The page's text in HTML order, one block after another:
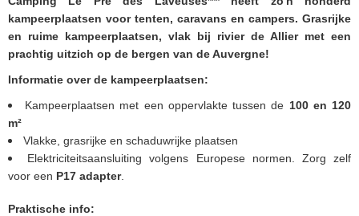
kampeerplaatsen voor tenten, caravans en campers. Grasrijke
en ruime kampeerplaatsen, vlak bij rivier de Allier met een
prachtig uitzich op de bergen van de Auvergne!
Informatie over de kampeerplaatsen:
Kampeerplaatsen met een oppervlakte tussen de 100 en 120
m²
Vlakke, grasrijke en schaduwrijke plaatsen
Elektriciteitsaansluiting volgens Europese normen. Zorg zelf
voor een P17 adapter.
Praktische info: